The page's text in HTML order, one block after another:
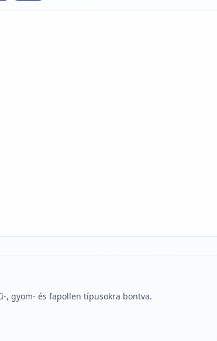
, gyom- és fapollen típusokra bontva.